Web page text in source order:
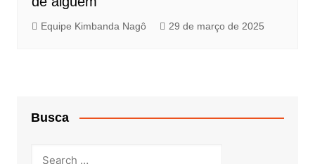
Equipe Kimbanda Nagô 29 de março de 2025
Busca